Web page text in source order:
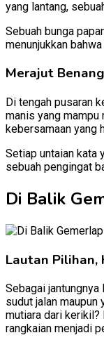
yang lantang,
Sebuah bunga
menunjukkan
Merajut
Di tengah pusaran
manis yang mampu
kebersamaan yang
Setiap untaian kata
sebuah pengingat
Di Balik
Lautan Pilihan,
Sebagai
sudut jalan
mutiara dari kerikil?
rangkaian menjadi